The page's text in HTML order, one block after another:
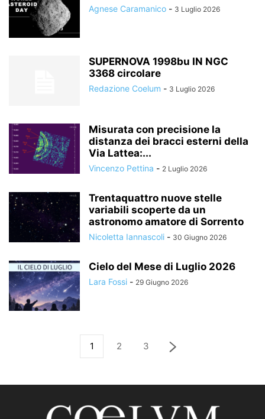
Agnese Caramanico - 3 Luglio 2026
SUPERNOVA 1998bu IN NGC
3368 circolare
Redazione Coelum - 3 Luglio 2026
Misurata con precisione la
distanza dei bracci esterni della
Via Lattea:...
Vincenzo Pettina - 2 Luglio 2026
Trentaquattro nuove stelle
variabili scoperte da un
astronomo amatore di Sorrento
Nicoletta Iannascoli - 30 Giugno 2026
Cielo del Mese di Luglio 2026
Lara Fossi - 29 Giugno 2026
1 2 3